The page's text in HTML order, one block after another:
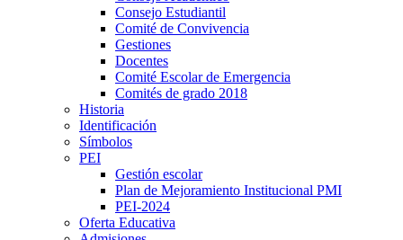
Consejo Estudiantil
Comité de Convivencia
Gestiones
Docentes
Comité Escolar de Emergencia
Comités de grado 2018
Historia
Identificación
Símbolos
PEI
Gestión escolar
Plan de Mejoramiento Institucional PMI
PEI-2024
Oferta Educativa